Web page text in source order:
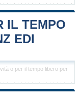
IL TEMPO
EDI
o per il tempo libero per